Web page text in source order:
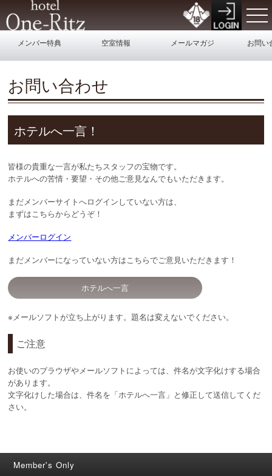
メンバー特典 空室情報
メールマガジ
ン
お問い
お問い合わせ
ホテルへ一言！
皆様の貴重な一言が私たちスタッフの宝物です。
ホテルへの苦情・要望・その他ご意見なんでもいただきます。
まだメンバーサイトへログインしていない方は、
まずはこちらからどうぞ！
メンバーログイン
まだメンバーになっていない方はこちらでご意見いただきます！
ホテルへ一言
※メールソフトが立ち上がります。題名は変えないでください。
ご注意
お使いのブラウザやメールソフトによっては、件名が文字化けする場合
があります。
文字化けした場合は、件名を「ホテルへ一言」と修正して送信してくだ
さい。
Member's Only